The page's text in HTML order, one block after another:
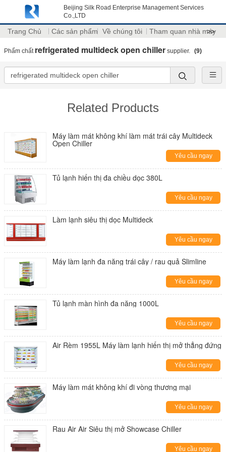
Beijing Silk Road Enterprise Management Services
Co.,LTD
Trang Chủ Các sản phẩm Về chúng tôi Tham quan nhà máy
>>
Phẩm chất refrigerated multideck open chiller supplier. (9)
Related Products
Máy làm mát không khí làm mát trái cây Multideck
Open Chiller
Yêu cầu ngay
Tủ lạnh hiển thị đa chiều dọc 380L
Yêu cầu ngay
Làm lạnh siêu thị dọc Multideck
Yêu cầu ngay
Máy làm lạnh đa năng trái cây / rau quả Slimline
Yêu cầu ngay
Tủ lạnh màn hình đa năng 1000L
Yêu cầu ngay
Air Rèm 1955L Máy làm lạnh hiển thị mở thẳng đứng
Yêu cầu ngay
Máy làm mát không khí đi vòng thương mại
Yêu cầu ngay
Rau Air Air Siêu thị mở Showcase Chiller
Yêu cầu ngay